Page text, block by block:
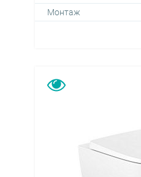
Монтаж